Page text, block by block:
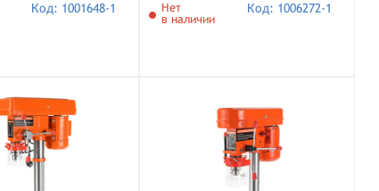
Код: 1001648-1
Нет
в наличии
Код: 1006272-1